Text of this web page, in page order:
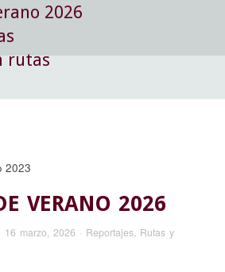
2026
rutas
VERANO 2026
16 marzo, 2026 · Reportajes, Rutas y